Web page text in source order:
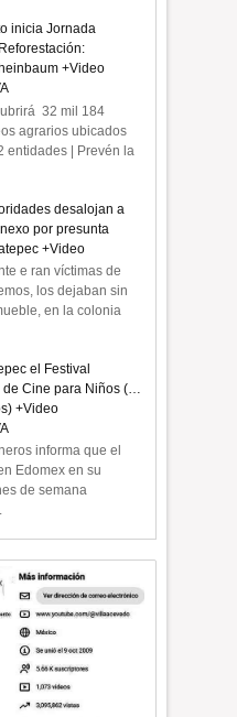
inicia Jornada
+Video
32 mil 184
agrarios ubicados
entidades | Prevén la
desalojan a
por presunta
+Video
e ran víctimas de
los dejaban sin
en la colonia
el Festival
Cine para Niños (…
+Video
informa que el
Edomex en su
de semana